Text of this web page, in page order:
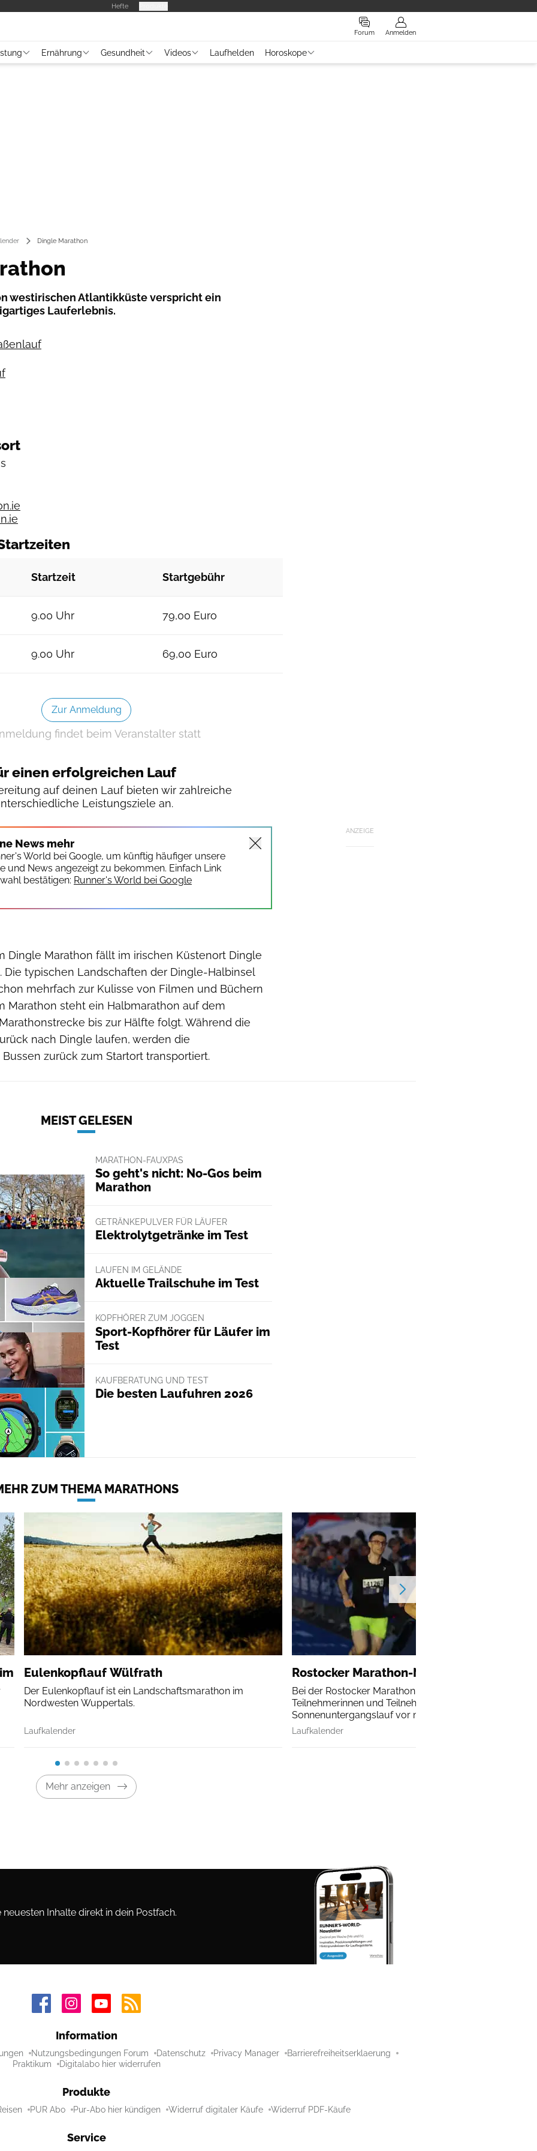
Hefte
Forum Anmelden
Ernährung Gesundheit Videos Laufhelden Horoskope
Dingle Marathon
westirischen Atlantikküste verspricht ein
Lauferlebnis.
Startzeit Startgebühr
9.00 Uhr 79,00 Euro
9.00 Uhr 69,00 Euro
Zur Anmeldung
findet beim Veranstalter statt
einen erfolgreichen Lauf
auf deinen Lauf bieten wir zahlreiche
Leistungsziele an.
ANZEIGE
News mehr
World bei Google, um künftig häufiger unsere
und News angezeigt zu bekommen. Einfach Link
bestätigen: Runner's World bei Google
Dingle Marathon fällt im irischen Küstenort Dingle
Die typischen Landschaften der Dingle-Halbinsel
mehrfach zur Kulisse von Filmen und Büchern
Marathon steht ein Halbmarathon auf dem
bis zur Hälfte folgt. Während die
nach Dingle laufen, werden die
zurück zum Startort transportiert.
MEIST GELESEN
MARATHON-FAUXPAS
So geht's nicht: No-Gos beim
Marathon
GETRÄNKEPULVER FÜR LÄUFER
Elektrolytgetränke im Test
LAUFEN IM GELÄNDE
Aktuelle Trailschuhe im Test
KOPFHÖRER ZUM JOGGEN
Sport-Kopfhörer für Läufer im
Test
KAUFBERATUNG UND TEST
Die besten Laufuhren 2026
ZUM THEMA MARATHONS
Eulenkopflauf Wülfrath
Der Eulenkopflauf ist ein Landschaftsmarathon im
Nordwesten Wuppertals.
Laufkalender
Rostocker Marathon-Nacht
Bei der Rostocker Marathon-Nacht erleben alle
Teilnehmerinnen und Teilnehmer einen
Sonnenuntergangslauf vor malerischer Kulisse.
Laufkalender
Mehr anzeigen
Inhalte direkt in dein Postfach.
Information
Nutzungsbedingungen Forum Datenschutz Privacy Manager
Barrierefreiheitserklaerung
Praktikum
Digitalabo hier widerrufen
Produkte
PUR Abo Pur-Abo hier kündigen Widerruf digitaler Käufe Widerruf PDF-Käufe
Service